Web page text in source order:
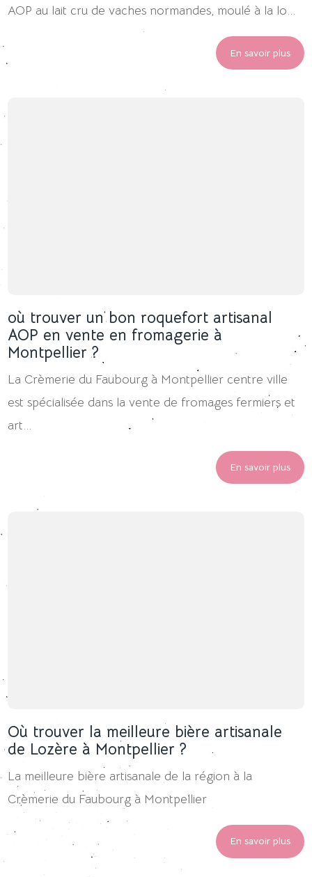
AOP au lait cru de vaches normandes, moulé à la lo...
En savoir plus
où trouver un bon roquefort artisanal
AOP en vente en fromagerie à
Montpellier ?
La Crèmerie du Faubourg à Montpellier centre ville
est spécialisée dans la vente de fromages fermiers et
art...
En savoir plus
Où trouver la meilleure bière artisanale
de Lozère à Montpellier ?
La meilleure bière artisanale de la région à la
Crèmerie du Faubourg à Montpellier
En savoir plus